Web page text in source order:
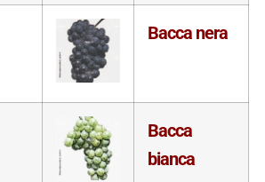
Bacca nera
Bacca
bianca